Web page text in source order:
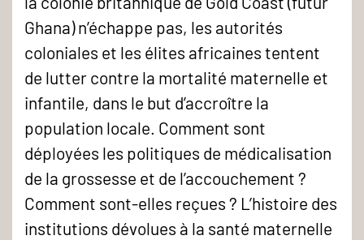
Ghana) n’échappe pas, les autorités
coloniales et les élites africaines tentent
de lutter contre la mortalité maternelle et
infantile, dans le but d’accroître la
population locale. Comment sont
déployées les politiques de médicalisation
de la grossesse et de l’accouchement ?
Comment sont-elles reçues ? L’histoire des
institutions dévolues à la santé maternelle